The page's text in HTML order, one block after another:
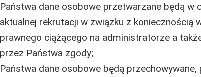
Państwa dane osobowe przetwarzane będą w
aktualnej rekrutacji w związku z koniecznością
prawnego ciążącego na administratorze a
przez Państwa zgody;
Państwa dane osobowe będą